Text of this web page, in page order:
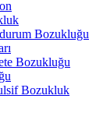
Bozukluğu
Bozukluğu
Bozukluk